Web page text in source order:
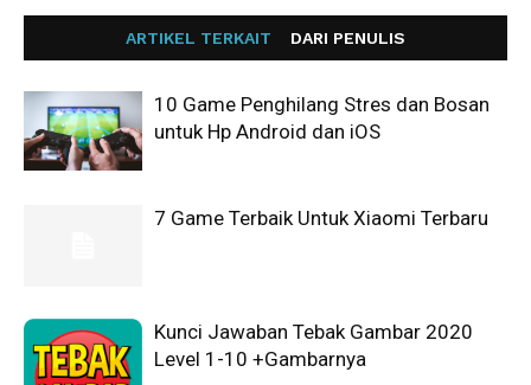
ARTIKEL TERKAIT DARI PENULIS
10 Game Penghilang Stres dan Bosan
untuk Hp Android dan iOS
7 Game Terbaik Untuk Xiaomi Terbaru
Kunci Jawaban Tebak Gambar 2020
Level 1-10 +Gambarnya